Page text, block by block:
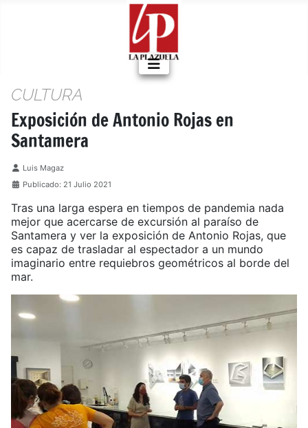
CULTURA
Exposición de Antonio Rojas en
Santamera
Detalles
Luis Magaz
Publicado: 21 Julio 2021
Tras una larga espera en tiempos de pandemia nada
mejor que acercarse de excursión al paraíso de
Santamera y ver la exposición de Antonio Rojas, que
es capaz de trasladar al espectador a un mundo
imaginario entre requiebros geométricos al borde del
mar.